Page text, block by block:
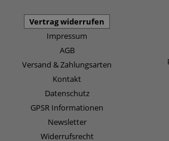
Vertrag widerrufen
Impressum
AGB
Versand & Zahlungsarten
Kontakt
Datenschutz
GPSR Informationen
Newsletter
Widerrufsrecht